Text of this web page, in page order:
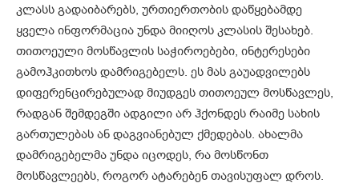
კლასს გადაიბარებს, ურთიერთობის დაწყებამდე
ყველა ინფორმაცია უნდა მიიღოს კლასის შესახებ.
თითოეული მოსწავლის საჭიროებები, ინტერესები
გამოჰკითხოს დამრიგებელს. ეს მას გაუადვილებს
დიფერენცირებულად მიუდგეს თითოეულ მოსწავლეს,
რადგან შემდეგში ადგილი არ ჰქონდეს რაიმე სახის
გართულებას ან დაგვიანებულ ქმედებას. ახალმა
დამრიგებელმა უნდა იცოდეს, რა მოსწონთ
მოსწავლეებს, როგორ ატარებენ თავისუფალ დროს.